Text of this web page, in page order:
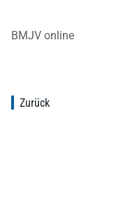
BMJV online
Zurück